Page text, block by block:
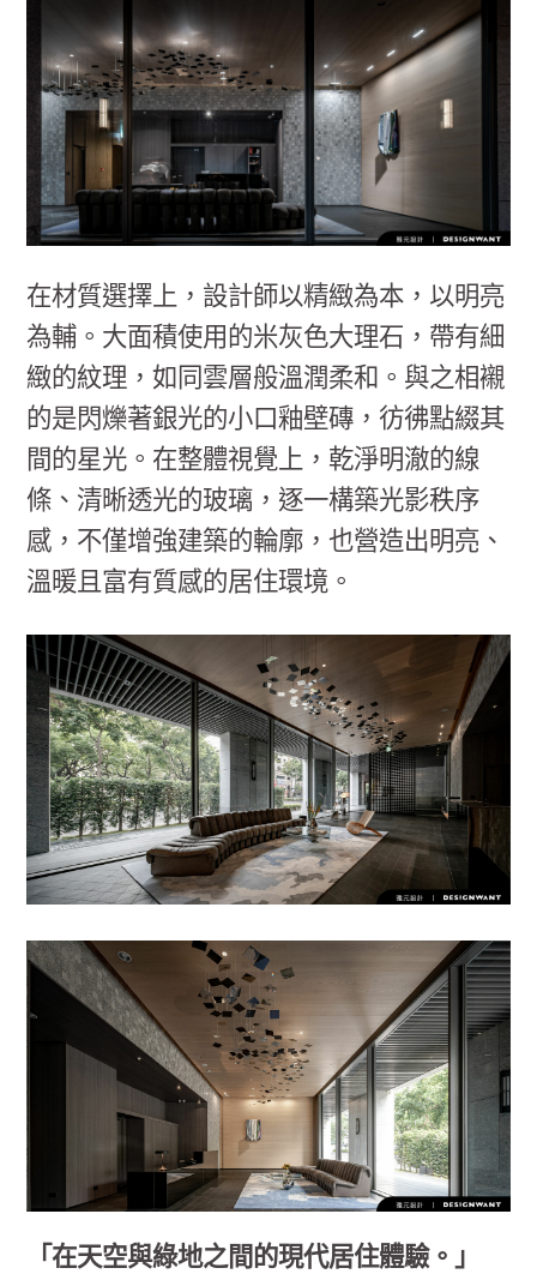
在材質選擇上，設計師以精緻為本，以明亮
為輔。大面積使用的米灰色大理石，帶有細
緻的紋理，如同雲層般溫潤柔和。與之相襯
的是閃爍著銀光的小口釉壁磚，彷彿點綴其
間的星光。在整體視覺上，乾淨明澈的線
條、清晰透光的玻璃，逐一構築光影秩序
感，不僅增強建築的輪廓，也營造出明亮、
溫暖且富有質感的居住環境。
「在天空與綠地之間的現代居住體驗。」